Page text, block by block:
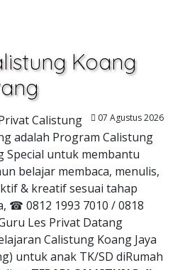
Koang
07 Agustus 2026
Calistung
adalah Program Calistung
Special untuk membantu
belajar membaca, menulis,
& kreatif sesuai tahap
☎ 0812 1993 7010 / 0818
Les Privat Datang
Calistung Koang Jaya
untuk anak TK/SD diRumah